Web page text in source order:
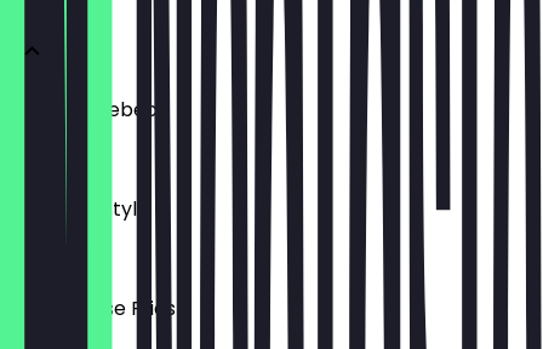
Classic Quebec
7,20 €
Montreal Style
Chili Cheese Fries